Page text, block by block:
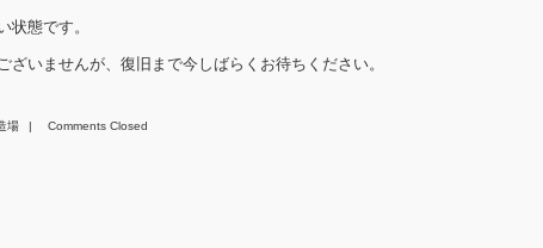
状態です。
ざいませんが、復旧まで今しばらくお待ちください。
場 | Comments Closed